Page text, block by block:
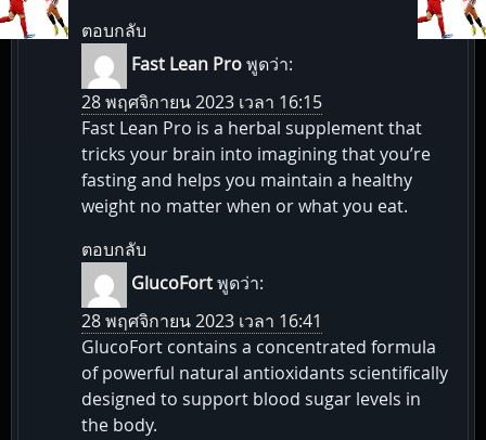
ตอบกลับ
Fast Lean Proพูดว่า:
28 พฤศจิกายน 2023 เวลา 16:15
Fast Lean Pro is a herbal supplement that
tricks your brain into imagining that you’re
fasting and helps you maintain a healthy
weight no matter when or what you eat.
ตอบกลับ
GlucoFortพูดว่า:
28 พฤศจิกายน 2023 เวลา 16:41
GlucoFort contains a concentrated formula
of powerful natural antioxidants scientifically
designed to support blood sugar levels in
the body.